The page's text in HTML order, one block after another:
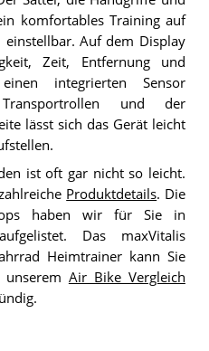
komfortables Training auf
einstellbar. Auf dem Display
Zeit, Entfernung und
integrierten Sensor
und der
lässt sich das Gerät leicht
ist oft gar nicht so leicht.
Produktdetails. Die
haben wir für Sie in
Das maxVitalis
Heimtrainer kann Sie
Air Bike Vergleich